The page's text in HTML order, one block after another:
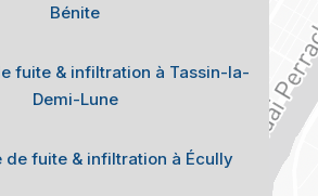
Bénite
fuite & infiltration à Tassin-la-
Demi-Lune
de fuite & infiltration à Écully